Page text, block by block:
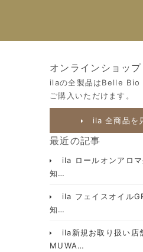
オンラインショップ
ilaの全製品はBelle
ご購入いただけます。
ila 全商品を
最近の記事
ila ロールオンアロ
知…
ila フェイスオイル
知…
ila新規お取り扱い
MUWA…